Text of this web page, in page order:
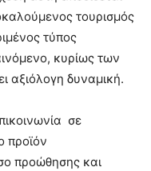
τουρισμός
τύπος
κυρίως των
αξιόλογη δυναμική.
σε
προϊόν
προώθησης και